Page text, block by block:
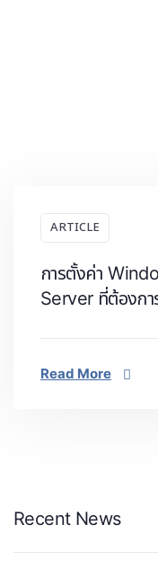
ARTICLE
การตั้งค่า
Server ที่ต้องก
Read More
Recent News